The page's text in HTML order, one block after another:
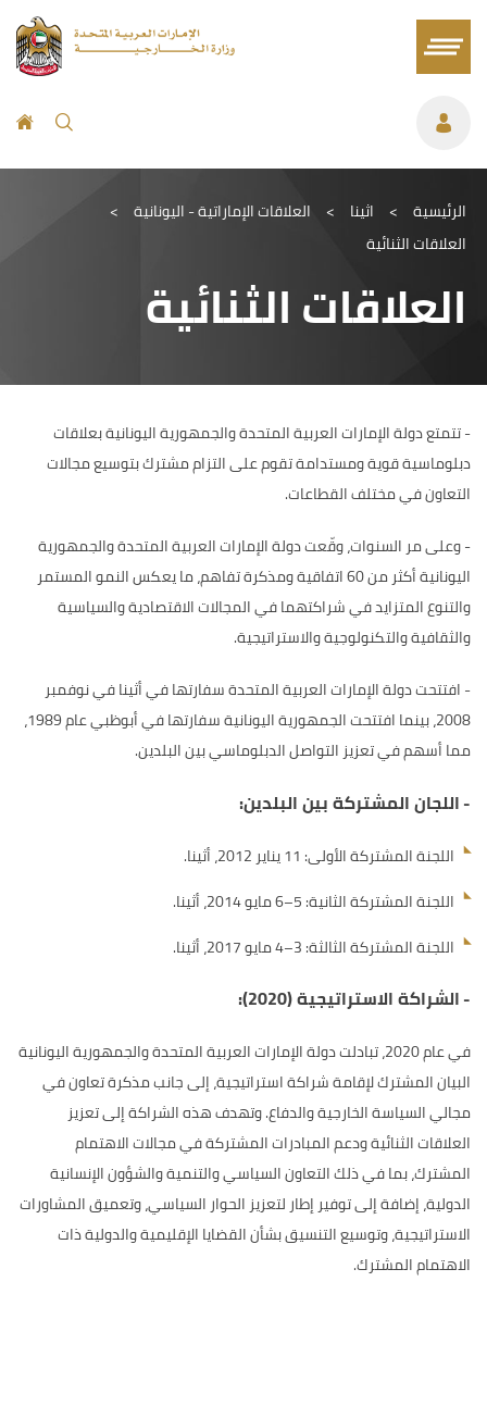
الرئيسية > اثينا > العلاقات الإماراتية - اليونانية >
العلاقات الثنائية
العلاقات الثنائية
-تتمتع دولة الإمارات العربية المتحدة والجمهورية اليونانية بعلاقات
دبلوماسية قوية ومستدامة تقوم على التزام مشترك بتوسيع مجالات
التعاون في مختلف القطاعات.
-وعلى مر السنوات، وقّعت دولة الإمارات العربية المتحدة والجمهورية
اليونانية أكثر من 60 اتفاقية ومذكرة تفاهم، ما يعكس النمو المستمر
والتنوع المتزايد في شراكتهما في المجالات الاقتصادية والسياسية
والثقافية والتكنولوجية والاستراتيجية.
-افتتحت دولة الإمارات العربية المتحدة سفارتها في أثينا في نوفمبر
2008، بينما افتتحت الجمهورية اليونانية سفارتها في أبوظبي عام 1989،
مما أسهم في تعزيز التواصل الدبلوماسي بين البلدين.
-اللجان المشتركة بين البلدين:
اللجنة المشتركة الأولى: 11 يناير 2012، أثينا.
اللجنة المشتركة الثانية: 5–6 مايو 2014، أثينا.
اللجنة المشتركة الثالثة: 3–4 مايو 2017، أثينا.
-الشراكة الاستراتيجية (2020):
في عام 2020، تبادلت دولة الإمارات العربية المتحدة والجمهورية اليونانية
البيان المشترك لإقامة شراكة استراتيجية، إلى جانب مذكرة تعاون في
مجالي السياسة الخارجية والدفاع. وتهدف هذه الشراكة إلى تعزيز
العلاقات الثنائية ودعم المبادرات المشتركة في مجالات الاهتمام
المشترك، بما في ذلك التعاون السياسي والتنمية والشؤون الإنسانية
الدولية، إضافة إلى توفير إطار لتعزيز الحوار السياسي، وتعميق المشاورات
الاستراتيجية، وتوسيع التنسيق بشأن القضايا الإقليمية والدولية ذات
الاهتمام المشترك.